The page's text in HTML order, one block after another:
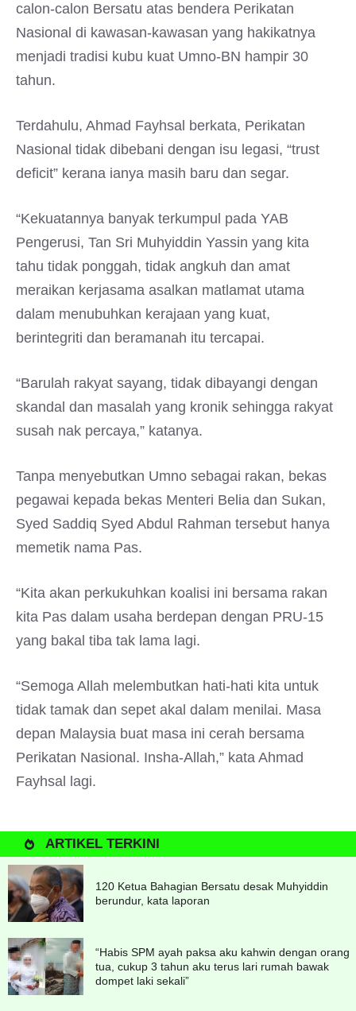
calon-calon Bersatu atas bendera Perikatan
Nasional di kawasan-kawasan yang hakikatnya
menjadi tradisi kubu kuat Umno-BN hampir 30
tahun.
Terdahulu, Ahmad Fayhsal berkata, Perikatan
Nasional tidak dibebani dengan isu legasi, “trust
deficit” kerana ianya masih baru dan segar.
“Kekuatannya banyak terkumpul pada YAB
Pengerusi, Tan Sri Muhyiddin Yassin yang kita
tahu tidak ponggah, tidak angkuh dan amat
meraikan kerjasama asalkan matlamat utama
dalam menubuhkan kerajaan yang kuat,
berintegriti dan beramanah itu tercapai.
“Barulah rakyat sayang, tidak dibayangi dengan
skandal dan masalah yang kronik sehingga rakyat
susah nak percaya,” katanya.
Tanpa menyebutkan Umno sebagai rakan, bekas
pegawai kepada bekas Menteri Belia dan Sukan,
Syed Saddiq Syed Abdul Rahman tersebut hanya
memetik nama Pas.
“Kita akan perkukuhkan koalisi ini bersama rakan
kita Pas dalam usaha berdepan dengan PRU-15
yang bakal tiba tak lama lagi.
“Semoga Allah melembutkan hati-hati kita untuk
tidak tamak dan sepet akal dalam menilai. Masa
depan Malaysia buat masa ini cerah bersama
Perikatan Nasional. Insha-Allah,” kata Ahmad
Fayhsal lagi.
ARTIKEL TERKINI
120 Ketua Bahagian Bersatu desak Muhyiddin
berundur, kata laporan
“Habis SPM ayah paksa aku kahwin dengan orang
tua, cukup 3 tahun aku terus lari rumah bawak
dompet laki sekali”